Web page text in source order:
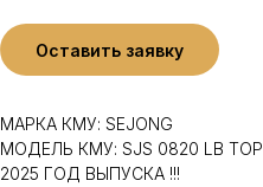
Оставить заявку
МАРКА КМУ: SEJONG
МОДЕЛЬ КМУ: SJS 0820 LB TOP
2025 ГОД ВЫПУСКА !!!